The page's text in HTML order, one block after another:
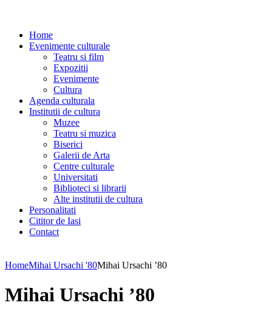
Home
Evenimente culturale
Teatru si film
Expozitii
Evenimente
Cultura
Agenda culturala
Institutii de cultura
Muzee
Teatru si muzica
Biserici
Galerii de Arta
Centre culturale
Universitati
Biblioteci si librarii
Alte institutii de cultura
Personalitati
Cititor de Iasi
Contact
HomeMihai Ursachi '80Mihai Ursachi ’80
Mihai Ursachi ’80